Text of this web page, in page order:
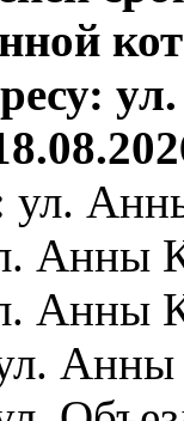
ул.
Анны
Анны